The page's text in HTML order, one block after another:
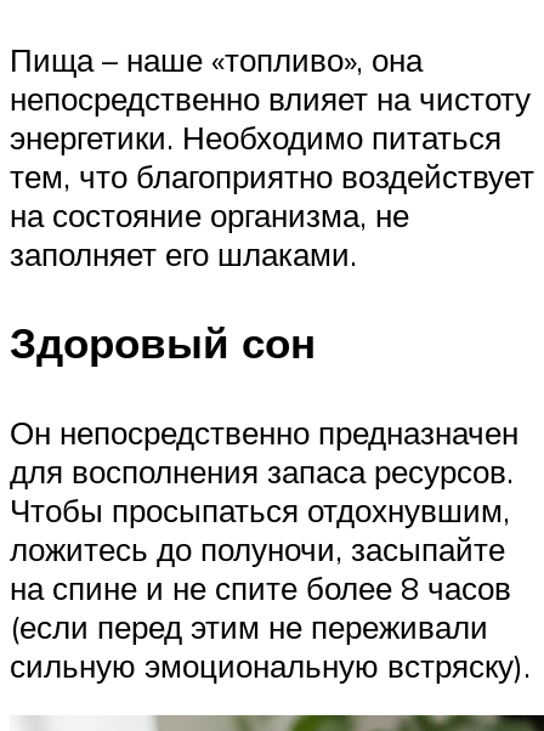
Пища – наше «топливо», она
непосредственно влияет на чистоту
энергетики. Необходимо питаться
тем, что благоприятно воздействует
на состояние организма, не
заполняет его шлаками.
Здоровый сон
Он непосредственно предназначен
для восполнения запаса ресурсов.
Чтобы просыпаться отдохнувшим,
ложитесь до полуночи, засыпайте
на спине и не спите более 8 часов
(если перед этим не переживали
сильную эмоциональную встряску).